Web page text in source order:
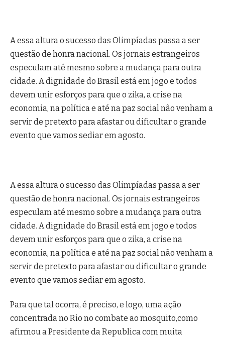
A essa altura o sucesso das Olimpíadas passa a ser
questão de honra nacional. Os jornais estrangeiros
especulam até mesmo sobre a mudança para outra
cidade. A dignidade do Brasil está em jogo e todos
devem unir esforços para que o zika, a crise na
economia, na política e até na paz social não venham a
servir de pretexto para afastar ou dificultar o grande
evento que vamos sediar em agosto.
A essa altura o sucesso das Olimpíadas passa a ser
questão de honra nacional. Os jornais estrangeiros
especulam até mesmo sobre a mudança para outra
cidade. A dignidade do Brasil está em jogo e todos
devem unir esforços para que o zika, a crise na
economia, na política e até na paz social não venham a
servir de pretexto para afastar ou dificultar o grande
evento que vamos sediar em agosto.
Para que tal ocorra, é preciso, e logo, uma ação
concentrada no Rio no combate ao mosquito,como
afirmou a Presidente da Republica com muita